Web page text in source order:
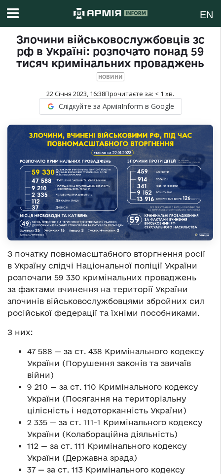
EN
Злочини військовослужбовців зс
рф в Україні: розпочато понад 59
тисяч кримінальних проваджень
НОВИНИ
22 Січня 2023, 16:38Прочитаєте за: < 1 хв.
Слідкуйте за АрміяInform в Google
З початку повномасштабного вторгнення росії
в Україну слідчі Національної поліції України
розпочали 59 330 кримінальних проваджень
за фактами вчинення на території України
злочинів військовослужбовцями збройних сил
російської федерації та їхніми пособниками.
З них:
47 588 — за ст. 438 Кримінального кодексу
України (Порушення законів та звичаїв
війни)
9 210 — за ст. 110 Кримінального кодексу
України (Посягання на територіальну
цілісність і недоторканність України)
2 335 — за ст. 111-1 Кримінального кодексу
України (Колабораційна діяльність)
112 — за ст. 111 Кримінального кодексу
України (Державна зрада)
37 — за ст. 113 Кримінального кодексу